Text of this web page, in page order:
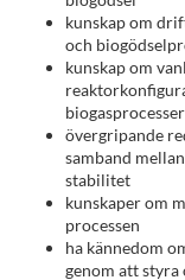
kunskap om
och
kunskap om
biogasprocesser
övergripande
samband
stabilitet
kunskaper om
processen
ha kännedom
genom att styra